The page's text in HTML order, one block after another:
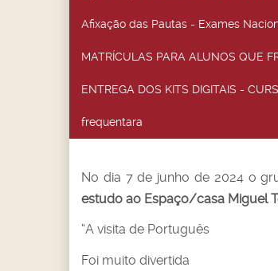
Afixação das Pautas - Exames
MATRÍCULAS PARA ALUNOS QUE
ENTREGA DOS KITS DIGITAIS -
frequentara
No dia 7 de junho de 2024 o
estudo ao Espaço/casa Miguel
“A visita de Português
Foi muito divertida